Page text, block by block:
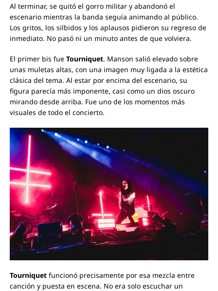
Al terminar, se quitó el gorro militar y abandonó el
escenario mientras la banda seguía animando al público.
Los gritos, los silbidos y los aplausos pidieron su regreso de
inmediato. No pasó ni un minuto antes de que volviera.
El primer bis fue Tourniquet. Manson salió elevado sobre
unas muletas altas, con una imagen muy ligada a la estética
clásica del tema. Al estar por encima del escenario, su
figura parecía más imponente, casi como un dios oscuro
mirando desde arriba. Fue uno de los momentos más
visuales de todo el concierto.
Tourniquet funcionó precisamente por esa mezcla entre
canción y puesta en escena. No era solo escuchar un